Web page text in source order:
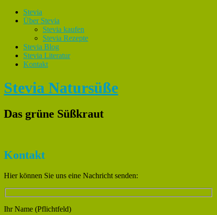
Stevia
Über Stevia
Stevia kaufen
Stevia Rezepte
Stevia Blog
Stevia Literatur
Kontakt
Stevia Natursüße
Das grüne Süßkraut
Kontakt
Hier können Sie uns eine Nachricht senden:
Ihr Name (Pflichtfeld)